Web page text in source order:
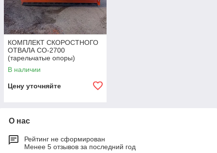
КОМПЛЕКТ СКОРОСТНОГО
ОТВАЛА СО-2700
(тарельчатые опоры)
В наличии
Цену уточняйте
О нас
Рейтинг не сформирован
Менее 5 отзывов за последний год